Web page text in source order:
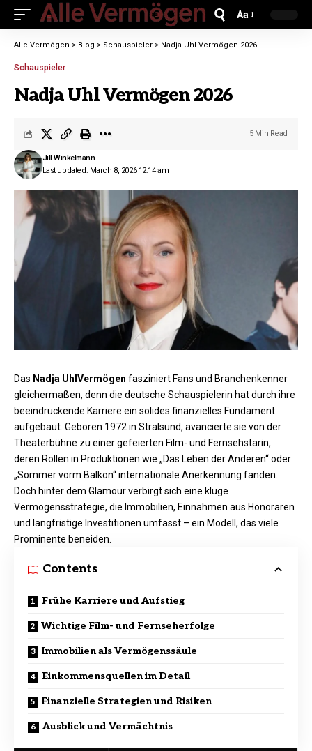
Aa
Alle Vermögen > Blog > Schauspieler > Nadja Uhl Vermögen 2026
Schauspieler
Nadja Uhl Vermögen 2026
Last updated: March 8, 2026 12:14 am
Jill Winkelmann
5 Min Read
Das Nadja Uhl Vermögen fasziniert Fans und Branchenkenner
gleichermaßen, denn die deutsche Schauspielerin hat durch ihre
beeindruckende Karriere ein solides finanzielles Fundament
aufgebaut. Geboren 1972 in Stralsund, avancierte sie von der
Theaterbühne zu einer gefeierten Film- und Fernsehstarin,
deren Rollen in Produktionen wie „Das Leben der Anderen“ oder
„Sommer vorm Balkon“ internationale Anerkennung fanden.
Doch hinter dem Glamour verbirgt sich eine kluge
Vermögensstrategie, die Immobilien, Einnahmen aus Honoraren
und langfristige Investitionen umfasst – ein Modell, das viele
Prominente beneiden.
Contents
Frühe Karriere und Aufstieg
Wichtige Film- und Fernseherfolge
Immobilien als Vermögenssäule
Einkommensquellen im Detail
Finanzielle Strategien und Risiken
Ausblick und Vermächtnis